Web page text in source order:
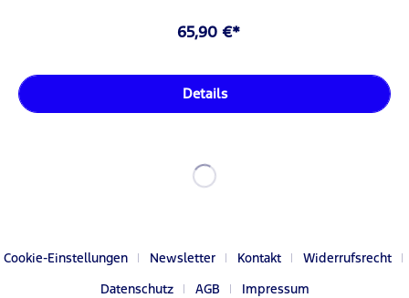
65,90 €*
Details
Cookie-Einstellungen Newsletter Kontakt
Widerrufsrecht
Datenschutz
AGB Impressum